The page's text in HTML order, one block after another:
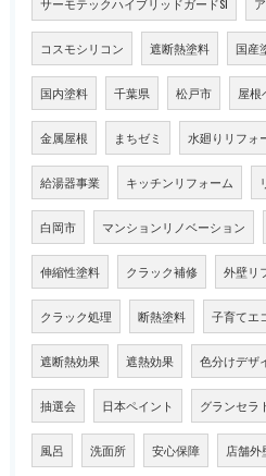
サーモテックハイブリッドガードSI
コスモシリコン 遮断熱塗料 国産
国内塗料 千葉県 松戸市 屋根
金属屋根 まちゼミ 水廻りリフォ
給湯器事業 キッチンリフォーム
白岡市 マンションリノベーション
伸縮性塗料 クラック補修 外壁リ
クラック処理 断熱塗料 子育てエ
遮断熱効果 遮熱効果 色分けデザ
抽選会 日本ペイント グランセラ
風呂 洗面所 安心保障 店舗外